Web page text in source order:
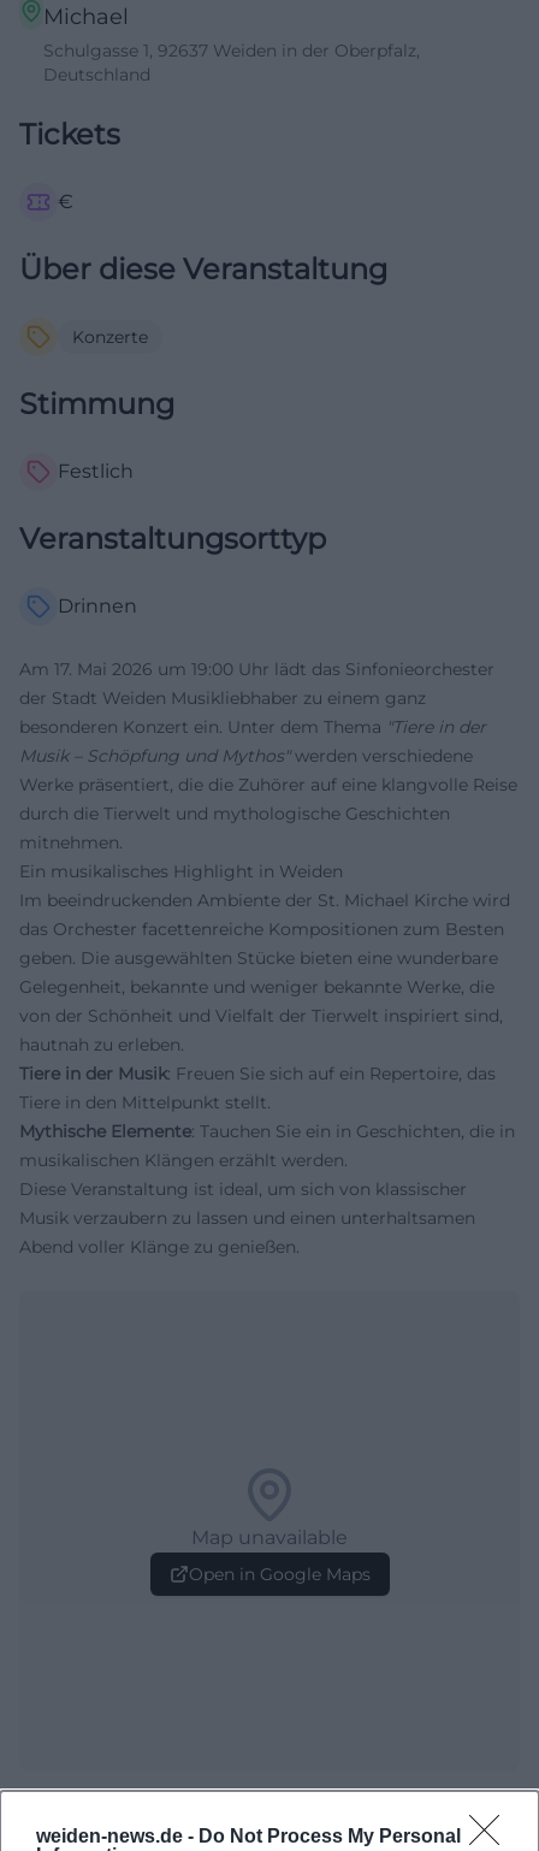
weiden-news.de - Do Not Process My Personal
Michael
Schulgasse 1, 92637 Weiden in der Oberpfalz,
Deutschland
Tickets
€
Über diese Veranstaltung
Konzerte
Stimmung
Festlich
Veranstaltungsorttyp
Drinnen
Am 17. Mai 2026 um 19:00 Uhr lädt das Sinfonieorchester
der Stadt Weiden Musikliebhaber zu einem ganz
besonderen Konzert ein. Unter dem Thema "Tiere in der
Musik – Schöpfung und Mythos"werden verschiedene
Werke präsentiert, die die Zuhörer auf eine klangvolle Reise
durch die Tierwelt und mythologische Geschichten
mitnehmen.
Ein musikalisches Highlight in Weiden
Im beeindruckenden Ambiente der St. Michael Kirche wird
das Orchester facettenreiche Kompositionen zum Besten
geben. Die ausgewählten Stücke bieten eine wunderbare
Gelegenheit, bekannte und weniger bekannte Werke, die
von der Schönheit und Vielfalt der Tierwelt inspiriert sind,
hautnah zu erleben.
Tiere in der Musik: Freuen Sie sich auf ein Repertoire, das
Tiere in den Mittelpunkt stellt.
Mythische Elemente: Tauchen Sie ein in Geschichten, die in
musikalischen Klängen erzählt werden.
Diese Veranstaltung ist ideal, um sich von klassischer
Musik verzaubern zu lassen und einen unterhaltsamen
Abend voller Klänge zu genießen.
Map unavailable
Open in Google Maps